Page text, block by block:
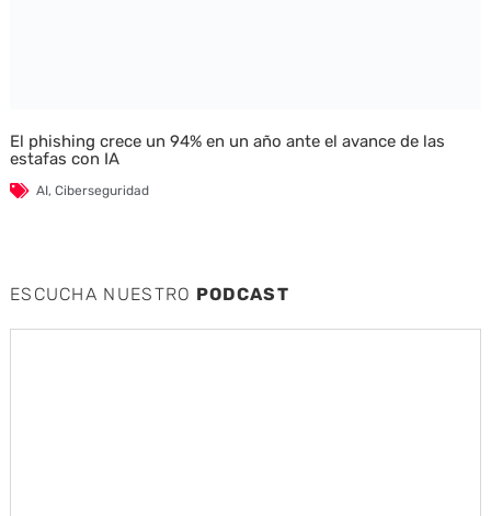
El phishing crece un 94% en un año ante el avance de las
estafas con IA
AI, Ciberseguridad
ESCUCHA NUESTRO PODCAST